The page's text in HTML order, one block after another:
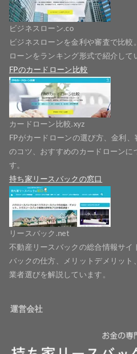
ビジネスローン.co
ビジネスローンを金利や審査で比較
ローンをランキング形式で紹介して
FPのカードローン比較
カードローン比較.xyz
FPがカードローンの選び方、金利
のコツ、おすすめのカードローンに
す。
持ち家リースバックの窓口
リースバック.net
不動産リースバックの総合情報サイ
バックの仕方、メリットデメリット
業者選びを解説しています。
運営会社